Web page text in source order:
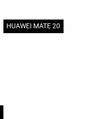
HUAWEI MATE 20